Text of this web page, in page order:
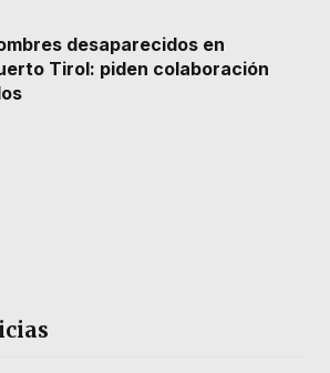
desaparecidos en
Tirol: piden colaboración